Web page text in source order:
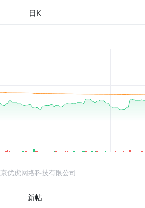
日K
优虎网络科技有限公司
新帖